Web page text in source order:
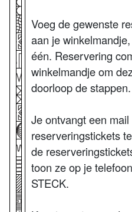
Voeg de gewenste
aan je
één. Reservering
winkelmandje om
doorloop de stappen.
Je ontvangt een
reserveringstickets
de
toon ze op je
STECK.